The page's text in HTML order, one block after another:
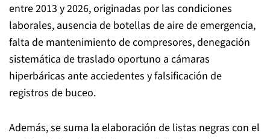
entre 2013 y 2026, originadas por las condiciones
laborales, ausencia de botellas de aire de emergencia,
falta de mantenimiento de compresores, denegación
sistemática de traslado oportuno a cámaras
hiperbáricas ante acciedentes y falsificación de
registros de buceo.
Además, se suma la elaboración de listas negras con el